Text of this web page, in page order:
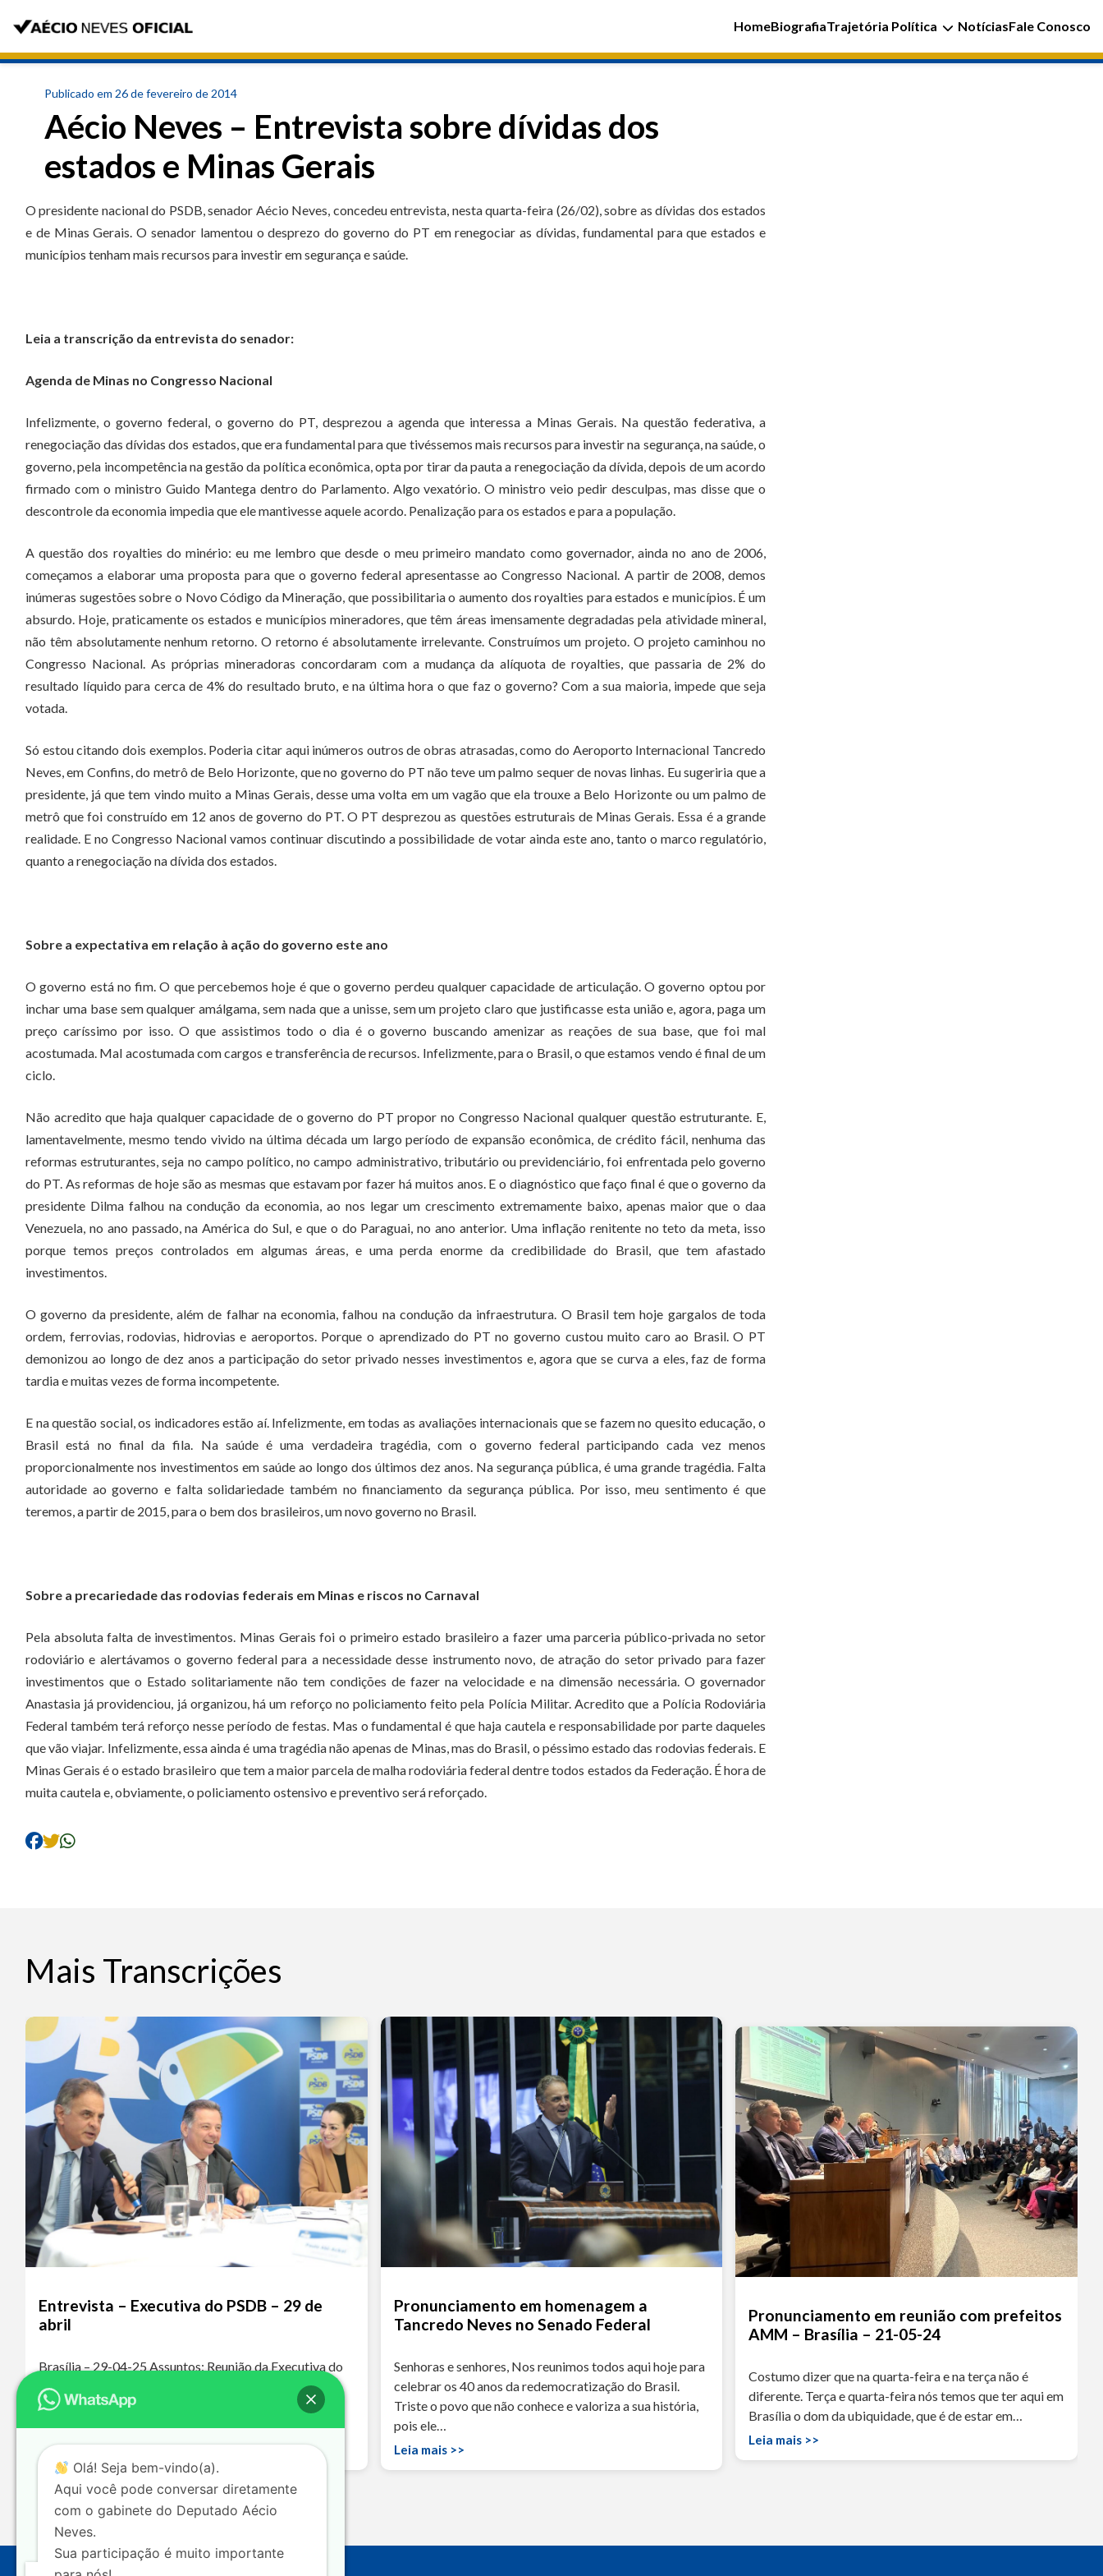
HomeBiografiaTrajetória Política NotíciasFale Conosco
Publicado em 26 de fevereiro de 2014
Aécio Neves – Entrevista sobre dívidas dos
estados e Minas Gerais
O presidente nacional do PSDB, senador Aécio Neves, concedeu entrevista, nesta quarta-feira (26/02), sobre as dívidas dos estados
e de Minas Gerais. O senador lamentou o desprezo do governo do PT em renegociar as dívidas, fundamental para que estados e
municípios tenham mais recursos para investir em segurança e saúde.
Leia a transcrição da entrevista do senador:
Agenda de Minas no Congresso Nacional
Infelizmente, o governo federal, o governo do PT, desprezou a agenda que interessa a Minas Gerais. Na questão federativa, a
renegociação das dívidas dos estados, que era fundamental para que tivéssemos mais recursos para investir na segurança, na saúde, o
governo, pela incompetência na gestão da política econômica, opta por tirar da pauta a renegociação da dívida, depois de um acordo
firmado com o ministro Guido Mantega dentro do Parlamento. Algo vexatório. O ministro veio pedir desculpas, mas disse que o
descontrole da economia impedia que ele mantivesse aquele acordo. Penalização para os estados e para a população.
A questão dos royalties do minério: eu me lembro que desde o meu primeiro mandato como governador, ainda no ano de 2006,
começamos a elaborar uma proposta para que o governo federal apresentasse ao Congresso Nacional. A partir de 2008, demos
inúmeras sugestões sobre o Novo Código da Mineração, que possibilitaria o aumento dos royalties para estados e municípios. É um
absurdo. Hoje, praticamente os estados e municípios mineradores, que têm áreas imensamente degradadas pela atividade mineral,
não têm absolutamente nenhum retorno. O retorno é absolutamente irrelevante. Construímos um projeto. O projeto caminhou no
Congresso Nacional. As próprias mineradoras concordaram com a mudança da alíquota de royalties, que passaria de 2% do
resultado líquido para cerca de 4% do resultado bruto, e na última hora o que faz o governo? Com a sua maioria, impede que seja
votada.
Só estou citando dois exemplos. Poderia citar aqui inúmeros outros de obras atrasadas, como do Aeroporto Internacional Tancredo
Neves, em Confins, do metrô de Belo Horizonte, que no governo do PT não teve um palmo sequer de novas linhas. Eu sugeriria que a
presidente, já que tem vindo muito a Minas Gerais, desse uma volta em um vagão que ela trouxe a Belo Horizonte ou um palmo de
metrô que foi construído em 12 anos de governo do PT. O PT desprezou as questões estruturais de Minas Gerais. Essa é a grande
realidade. E no Congresso Nacional vamos continuar discutindo a possibilidade de votar ainda este ano, tanto o marco regulatório,
quanto a renegociação na dívida dos estados.
Sobre a expectativa em relação à ação do governo este ano
O governo está no fim. O que percebemos hoje é que o governo perdeu qualquer capacidade de articulação. O governo optou por
inchar uma base sem qualquer amálgama, sem nada que a unisse, sem um projeto claro que justificasse esta união e, agora, paga um
preço caríssimo por isso. O que assistimos todo o dia é o governo buscando amenizar as reações de sua base, que foi mal
acostumada. Mal acostumada com cargos e transferência de recursos. Infelizmente, para o Brasil, o que estamos vendo é final de um
ciclo.
Não acredito que haja qualquer capacidade de o governo do PT propor no Congresso Nacional qualquer questão estruturante. E,
lamentavelmente, mesmo tendo vivido na última década um largo período de expansão econômica, de crédito fácil, nenhuma das
reformas estruturantes, seja no campo político, no campo administrativo, tributário ou previdenciário, foi enfrentada pelo governo
do PT. As reformas de hoje são as mesmas que estavam por fazer há muitos anos. E o diagnóstico que faço final é que o governo da
presidente Dilma falhou na condução da economia, ao nos legar um crescimento extremamente baixo, apenas maior que o daa
Venezuela, no ano passado, na América do Sul, e que o do Paraguai, no ano anterior. Uma inflação renitente no teto da meta, isso
porque temos preços controlados em algumas áreas, e uma perda enorme da credibilidade do Brasil, que tem afastado
investimentos.
O governo da presidente, além de falhar na economia, falhou na condução da infraestrutura. O Brasil tem hoje gargalos de toda
ordem, ferrovias, rodovias, hidrovias e aeroportos. Porque o aprendizado do PT no governo custou muito caro ao Brasil. O PT
demonizou ao longo de dez anos a participação do setor privado nesses investimentos e, agora que se curva a eles, faz de forma
tardia e muitas vezes de forma incompetente.
E na questão social, os indicadores estão aí. Infelizmente, em todas as avaliações internacionais que se fazem no quesito educação, o
Brasil está no final da fila. Na saúde é uma verdadeira tragédia, com o governo federal participando cada vez menos
proporcionalmente nos investimentos em saúde ao longo dos últimos dez anos. Na segurança pública, é uma grande tragédia. Falta
autoridade ao governo e falta solidariedade também no financiamento da segurança pública. Por isso, meu sentimento é que
teremos, a partir de 2015, para o bem dos brasileiros, um novo governo no Brasil.
Sobre a precariedade das rodovias federais em Minas e riscos no Carnaval
Pela absoluta falta de investimentos. Minas Gerais foi o primeiro estado brasileiro a fazer uma parceria público-privada no setor
rodoviário e alertávamos o governo federal para a necessidade desse instrumento novo, de atração do setor privado para fazer
investimentos que o Estado solitariamente não tem condições de fazer na velocidade e na dimensão necessária. O governador
Anastasia já providenciou, já organizou, há um reforço no policiamento feito pela Polícia Militar. Acredito que a Polícia Rodoviária
Federal também terá reforço nesse período de festas. Mas o fundamental é que haja cautela e responsabilidade por parte daqueles
que vão viajar. Infelizmente, essa ainda é uma tragédia não apenas de Minas, mas do Brasil, o péssimo estado das rodovias federais. E
Minas Gerais é o estado brasileiro que tem a maior parcela de malha rodoviária federal dentre todos estados da Federação. É hora de
muita cautela e, obviamente, o policiamento ostensivo e preventivo será reforçado.
Mais Transcrições
Entrevista – Executiva do PSDB – 29 de
abril
Brasília – 29-04-25 Assuntos: Reunião da Executiva do
PSDB – Fusão PSDB/Podemos Ouça o áudio da
entrevista A ausência do PSDB nos grandes debates
nacionais levou a essa polarização extremamente…
Leia mais >>
Pronunciamento em homenagem a
Tancredo Neves no Senado Federal
Senhoras e senhores, Nos reunimos todos aqui hoje para
celebrar os 40 anos da redemocratização do Brasil.
Triste o povo que não conhece e valoriza a sua história,
pois ele…
Leia mais >>
Pronunciamento em reunião com prefeitos
AMM – Brasília – 21-05-24
Costumo dizer que na quarta-feira e na terça não é
diferente. Terça e quarta-feira nós temos que ter aqui em
Brasília o dom da ubiquidade, que é de estar em…
Leia mais >>
Olá! Seja bem-vindo(a).
Aqui você pode conversar diretamente
com o gabinete do Deputado Aécio
Neves.
Sua participação é muito importante